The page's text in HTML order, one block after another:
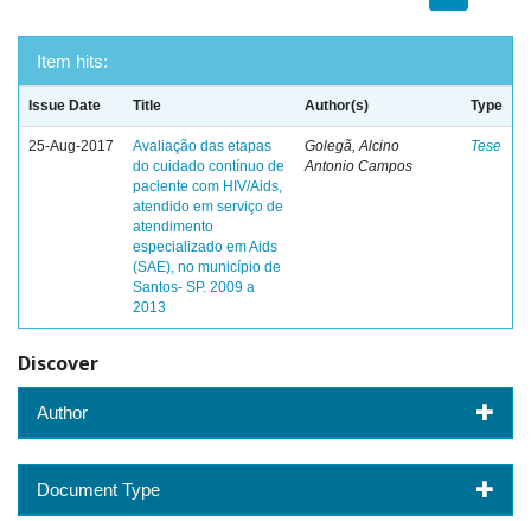
Item hits:
Issue Date Title Author(s) Type
25-Aug-2017
Avaliação das etapas
do cuidado contínuo de
paciente com HIV/Aids,
atendido em serviço de
atendimento
especializado em Aids
(SAE), no município de
Santos- SP. 2009 a
2013
Golegã, Alcino
Antonio Campos
Tese
Discover
Author
Document Type